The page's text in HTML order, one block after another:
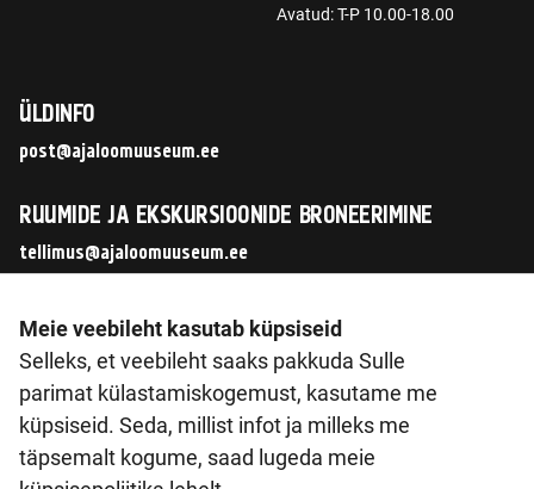
Avatud: T-P 10.00-18.00
ÜLDINFO
post@ajaloomuuseum.ee
RUUMIDE JA EKSKURSIOONIDE BRONEERIMINE
tellimus@ajaloomuuseum.ee
JÄLGI MEID SOTSIAALMEEDIAS
© 2026 Eesti Ajaloomuuseum SA
Pirita tee 56, 12011 Tallinn
Meie veebileht kasutab küpsiseid
Selleks, et veebileht saaks pakkuda Sulle
parimat külastamiskogemust, kasutame me
küpsiseid. Seda, millist infot ja milleks me
täpsemalt kogume, saad lugeda meie